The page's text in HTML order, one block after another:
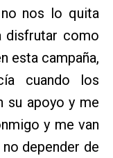
nos lo quita
disfrutar como
esta campaña,
cuando los
su apoyo y me
y me van
depender de